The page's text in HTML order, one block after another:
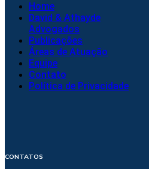
Home
David & Athayde
Advogados
Publicações
Áreas de Atuação
Equipe
Contato
Política de Privacidade
CONTATOS